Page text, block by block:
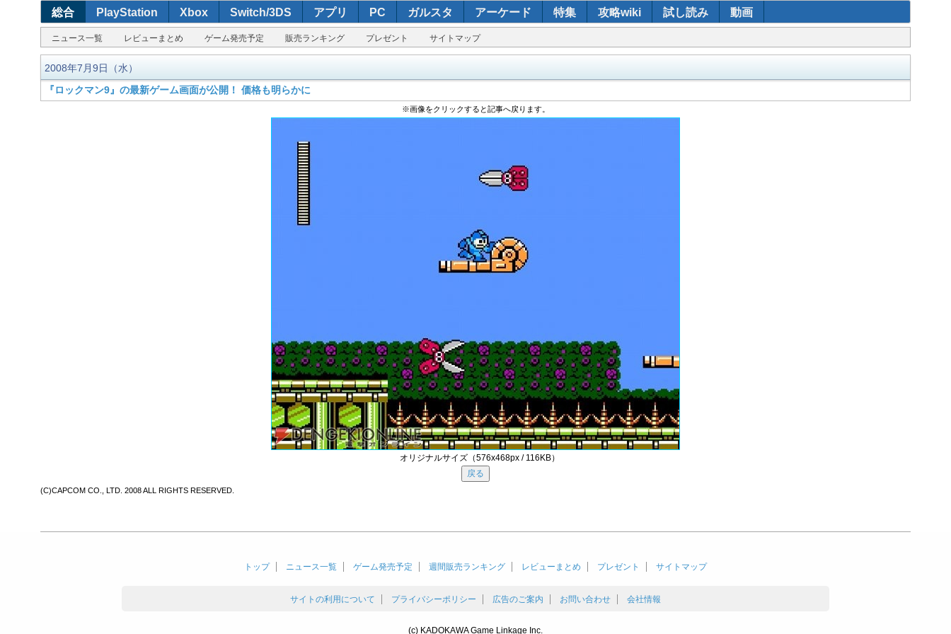
総合 PlayStation Xbox Switch/3DS アプリ PC ガルスタ アーケード 特集 攻略wiki 試し読み 動画
ニュース一覧 レビューまとめ ゲーム発売予定 販売ランキング プレゼント サイトマップ
2008年7月9日（水）
『ロックマン9』の最新ゲーム画面が公開！ 価格も明らかに
※画像をクリックすると記事へ戻ります。
オリジナルサイズ（576x468px / 116KB）
(C)CAPCOM CO., LTD. 2008 ALL RIGHTS RESERVED.
トップ ニュース一覧 ゲーム発売予定 週間販売ランキング レビューまとめ プレゼント サイトマップ
サイトの利用について プライバシーポリシー 広告のご案内 お問い合わせ 会社情報
(c) KADOKAWA Game Linkage Inc.